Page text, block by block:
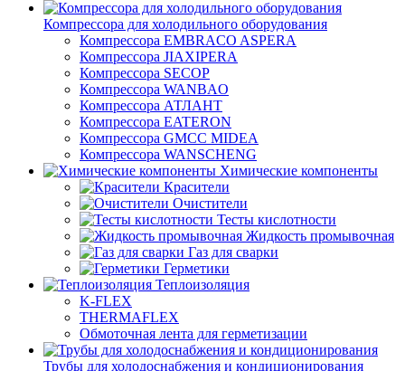
Компрессора для холодильного оборудования
Компрессора EMBRACO ASPERA
Компрессора JIAXIPERA
Компрессора SECOP
Компрессора WANBAO
Компрессора АТЛАНТ
Компрессора EATERON
Компрессора GMCC MIDEA
Компрессора WANSCHENG
Химические компоненты
Красители
Очистители
Тесты кислотности
Жидкость промывочная
Газ для сварки
Герметики
Теплоизоляция
K-FLEX
THERMAFLEX
Обмоточная лента для герметизации
Трубы для холодоснабжения и кондиционирования